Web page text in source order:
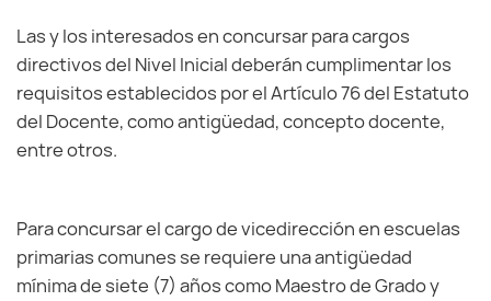
Las y los interesados en concursar para cargos
directivos del Nivel Inicial deberán cumplimentar los
requisitos establecidos por el Artículo 76 del Estatuto
del Docente, como antigüedad, concepto docente,
entre otros.
Para concursar el cargo de vicedirección en escuelas
primarias comunes se requiere una antigüedad
mínima de siete (7) años como Maestro de Grado y